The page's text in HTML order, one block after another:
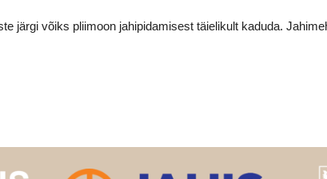
järgi võiks pliimoon jahipidamisest täielikult kaduda.